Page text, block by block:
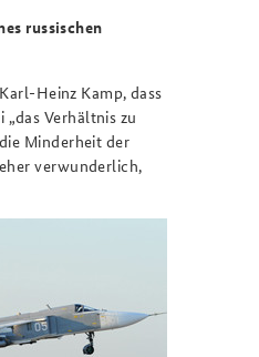
russischen
Heinz Kamp, dass
Verhältnis zu
Minderheit der
verwunderlich,